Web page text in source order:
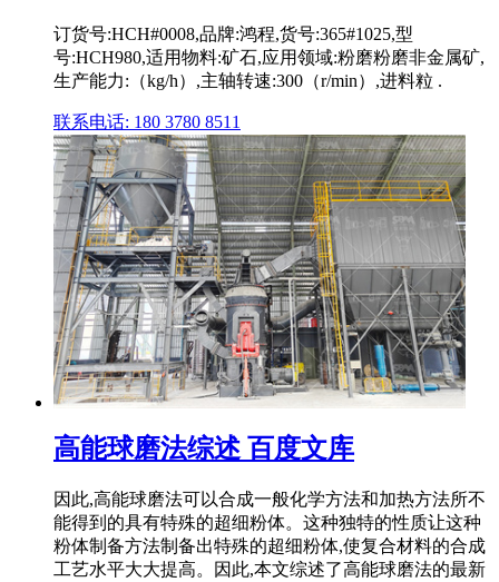
订货号:HCH#0008,品牌:鸿程,货号:365#1025,型
号:HCH980,适用物料:矿石,应用领域:粉磨粉磨非金属矿,
生产能力:（kg/h）,主轴转速:300（r/min）,进料粒 .
联系电话: 180 3780 8511
高能球磨法综述 百度文库
因此,高能球磨法可以合成一般化学方法和加热方法所不
能得到的具有特殊的超细粉体。这种独特的性质让这种
粉体制备方法制备出特殊的超细粉体,使复合材料的合成
工艺水平大大提高。因此,本文综述了高能球磨法的最新